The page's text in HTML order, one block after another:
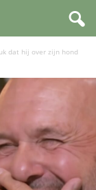
dat hij over zijn hond